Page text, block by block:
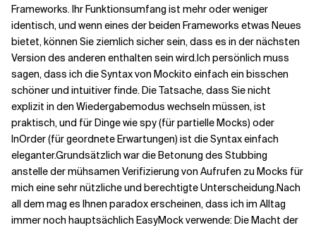
Frameworks. Ihr Funktionsumfang ist mehr oder weniger
identisch, und wenn eines der beiden Frameworks etwas Neues
bietet, können Sie ziemlich sicher sein, dass es in der nächsten
Version des anderen enthalten sein wird.Ich persönlich muss
sagen, dass ich die Syntax von Mockito einfach ein bisschen
schöner und intuitiver finde. Die Tatsache, dass Sie nicht
explizit in den Wiedergabemodus wechseln müssen, ist
praktisch, und für Dinge wiespy(für partielle Mocks) oder
InOrder(für geordnete Erwartungen) ist die Syntax einfach
eleganter.Grundsätzlich war die Betonung des Stubbing
anstelle der mühsamen Verifizierung von Aufrufen zu Mocks für
mich eine sehr nützliche und berechtigte Unterscheidung.Nach
all dem mag es Ihnen paradox erscheinen, dass ich im Alltag
immer noch hauptsächlich EasyMock verwende: Die Macht der